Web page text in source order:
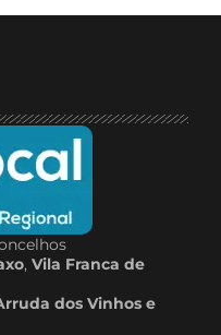
, Vila Franca de
dos Vinhos e